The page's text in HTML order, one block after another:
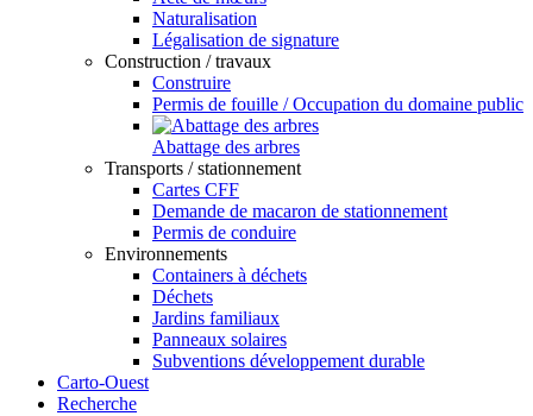
Naturalisation
Légalisation de signature
Construction / travaux
Construire
Permis de fouille / Occupation du domaine public
Abattage des arbres
Transports / stationnement
Cartes CFF
Demande de macaron de stationnement
Permis de conduire
Environnements
Containers à déchets
Déchets
Jardins familiaux
Panneaux solaires
Subventions développement durable
Carto-Ouest
Recherche